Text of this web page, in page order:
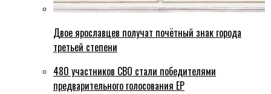
Двое ярославцев получат почётный знак города
третьей степени
480 участников СВО стали победителями
предварительного голосования ЕР